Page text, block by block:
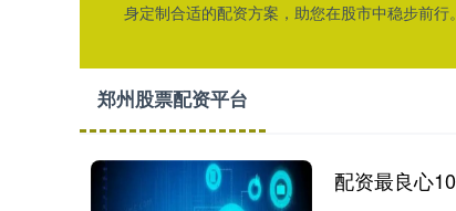
身定制合适的配资方案，助您在股市中稳步前行。
郑州股票配资平台